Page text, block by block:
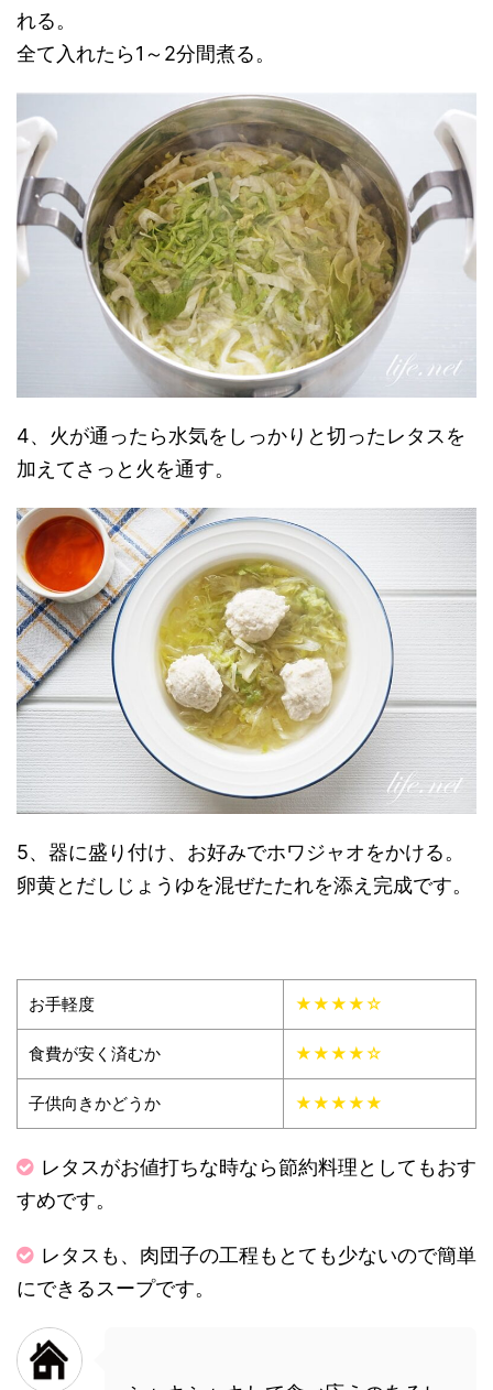
れる。
全て入れたら1～2分間煮る。
4、火が通ったら水気をしっかりと切ったレタスを
加えてさっと火を通す。
5、器に盛り付け、お好みでホワジャオをかける。
卵黄とだしじょうゆを混ぜたたれを添え完成です。
お手軽度 ★★★★☆
食費が安く済むか ★★★★☆
子供向きかどうか ★★★★★
レタスがお値打ちな時なら節約料理としてもおす
すめです。
レタスも、肉団子の工程もとても少ないので簡単
にできるスープです。